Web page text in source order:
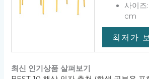
사이
cm
최저가
최신 인기상품 살펴보기